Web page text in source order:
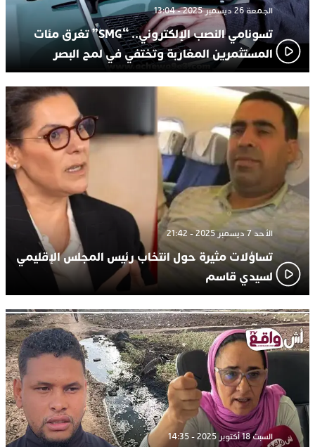
الجمعة 26 ديسمبر 2025 - 13:04
تسونامي النصب الإلكتروني.. “SMG” تغرق مئات
المستثمرين المغاربة وتختفي في لمح البصر
الأحد 7 ديسمبر 2025 - 21:42
تساؤلات مثيرة حول انتخاب رئيس المجلس الإقليمي
لسيدي قاسم
السبت 18 أكتوبر 2025 - 14:35